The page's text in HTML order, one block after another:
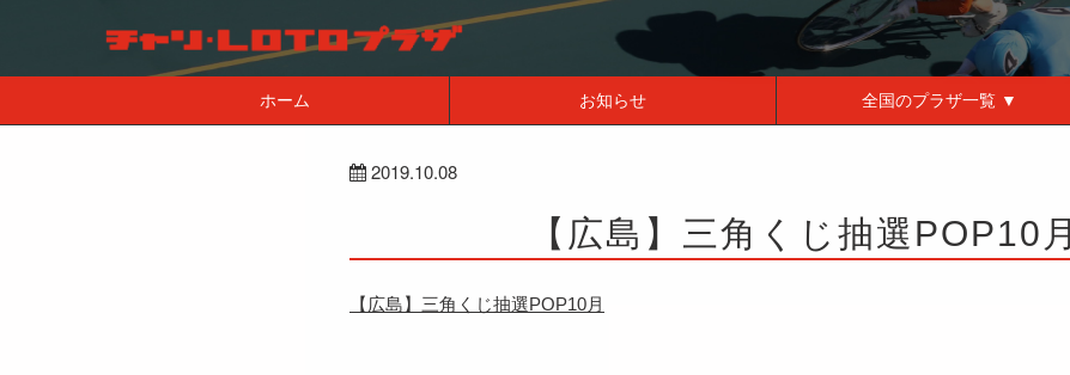
ホーム お知らせ 全国のプラザ一覧 ▼
2019.10.08
【広島】三角くじ抽選POP10月
【広島】三角くじ抽選POP10月